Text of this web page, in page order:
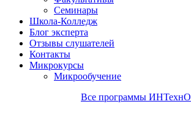
Семинары
Школа-Колледж
Блог эксперта
Отзывы слушателей
Контакты
Микрокурсы
Микрообучение
Все программы ИНТехнО